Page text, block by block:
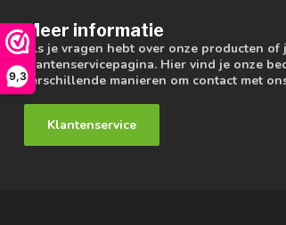
9,3
Meer informatie
Als je vragen hebt over onze producten
klantenservicepagina. Hier vind je onze
verschillende manieren om contact met
Klantenservice